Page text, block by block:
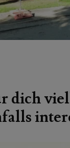
dich